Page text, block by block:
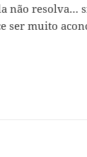
não resolva…
ser muito